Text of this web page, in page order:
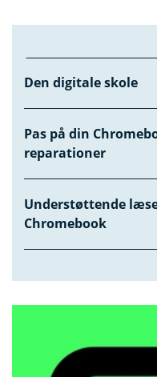
Den digitale skole
Pas på din
reparationer
Understøttende
Chromebook